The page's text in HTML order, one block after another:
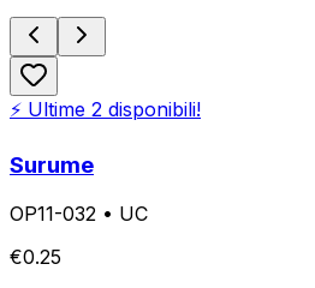
⚡ Ultime 2 disponibili!
Surume
OP11-032 • UC
€0.25